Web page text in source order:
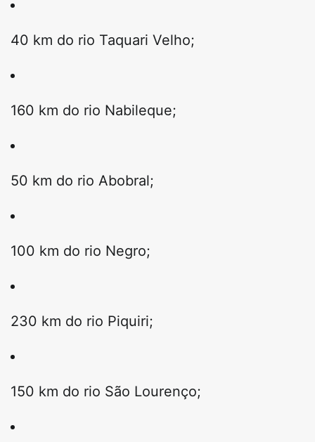
40 km do rio Taquari Velho;
160 km do rio Nabileque;
50 km do rio Abobral;
100 km do rio Negro;
230 km do rio Piquiri;
150 km do rio São Lourenço;